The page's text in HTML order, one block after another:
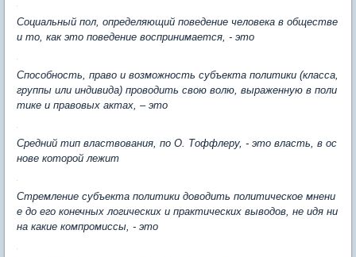
Социальный пол, определяющий поведение человека в обществе
и то, как это поведение воспринимается, - это
Способность, право и возможность субъекта политики (класса,
группы или индивида) проводить свою волю, выраженную в поли
тике и правовых актах, – это
Средний тип властвования, по О. Тоффлеру, - это власть, в ос
нове которой лежит
Стремление субъекта политики доводить политическое мнени
е до его конечных логических и практических выводов, не идя ни
на какие компромиссы, - это